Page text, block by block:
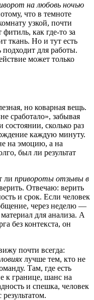
на любовь ночью
что в темноте
узкой, почти
как где-то за
ткань. Но и тут есть
подходит для работы.
может только
но коварная вещь.
сработало», забывая
сколько раз
каждую минуту.
на эмоцию, а на
был ли результат
ли привороты отзывы в
Отвечаю: верить
и срок. Если человек
через неделю —
для анализа. А
без контекста, он
почти всегда:
лучше тем, кто не
Там, где есть
к границе, шанс на
и спешка, человек